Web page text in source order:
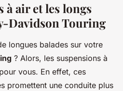
à air et les longs
Davidson Touring
longues balades sur votre
? Alors, les suspensions à
vous. En effet, ces
promettent une conduite plus